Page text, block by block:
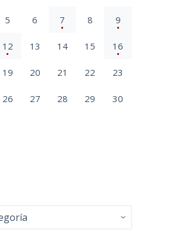
5 6 7 8 9
12 13 14 15 16
19 20 21 22 23
26 27 28 29 30